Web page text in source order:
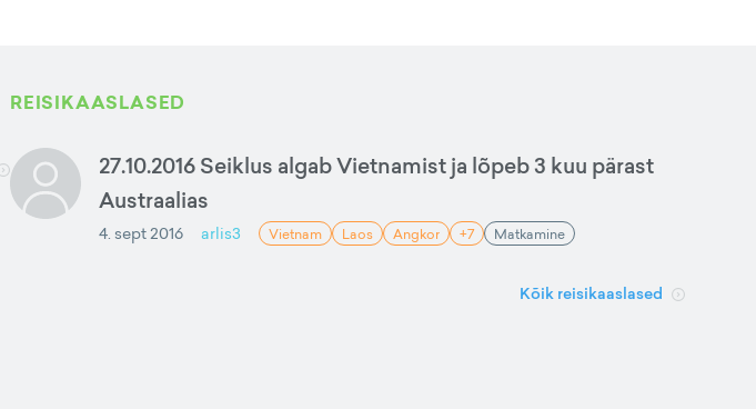
REISIKAASLASED
27.10.2016 Seiklus algab Vietnamist ja lõpeb 3 kuu pärast
Austraalias
4. sept 2016 arlis3 Vietnam Laos Angkor +7 Matkamine
Kõik reisikaaslased